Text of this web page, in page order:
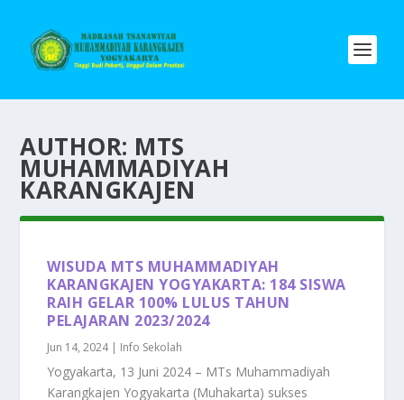
AUTHOR: MTS
MUHAMMADIYAH
KARANGKAJEN
WISUDA MTS MUHAMMADIYAH
KARANGKAJEN YOGYAKARTA: 184 SISWA
RAIH GELAR 100% LULUS TAHUN
PELAJARAN 2023/2024
Jun 14, 2024| Info Sekolah
Yogyakarta, 13 Juni 2024 – MTs Muhammadiyah
Karangkajen Yogyakarta (Muhakarta) sukses